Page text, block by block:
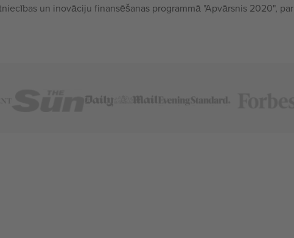
un inovāciju finansēšanas programmā "Apvārsnis 2020", par